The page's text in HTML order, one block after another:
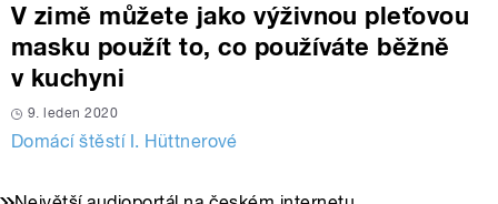
V zimě můžete jako výživnou pleťovou
masku použít to, co používáte běžně
v kuchyni
9. leden 2020
Domácí štěstí I. Hüttnerové